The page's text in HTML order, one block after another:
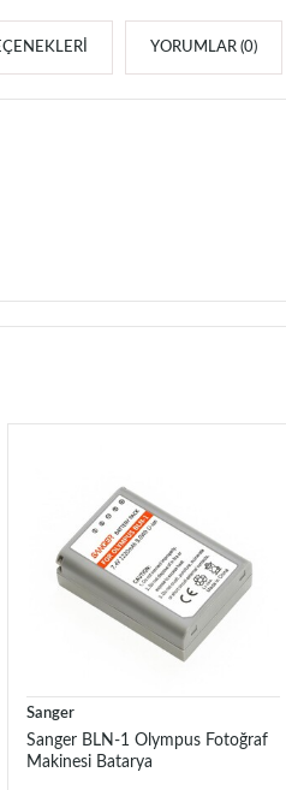
YORUMLAR (0)
Sanger
Sanger BLN-1 Olympus Fotoğraf
Makinesi Batarya